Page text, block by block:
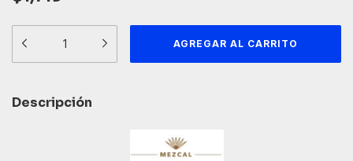
Descripción